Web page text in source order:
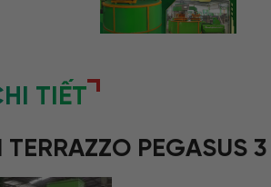
TIẾT
TERRAZZO PEGASUS